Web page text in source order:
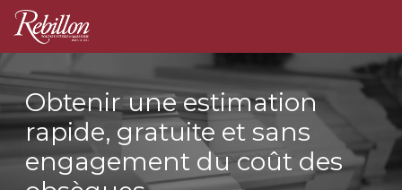
Obtenir une estimation
rapide, gratuite et sans
engagement du coût des